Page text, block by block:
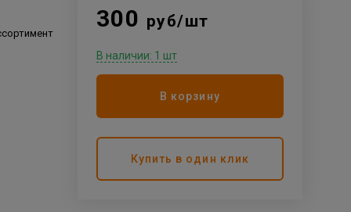
300 руб/шт
В наличии: 1 шт
В корзину
Купить в один клик